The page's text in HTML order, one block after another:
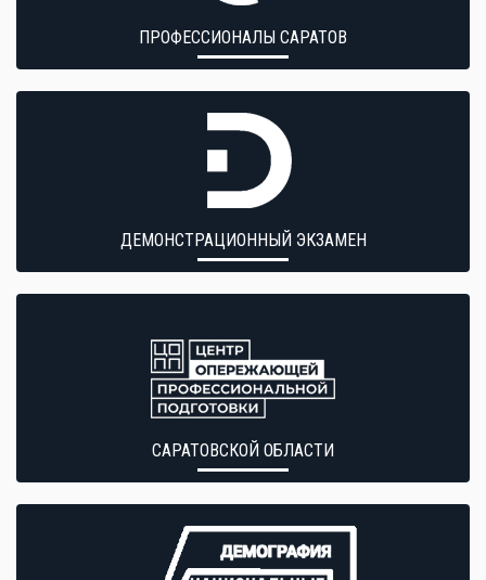
ПРОФЕССИОНАЛЫ САРАТОВ
ДЕМОНСТРАЦИОННЫЙ ЭКЗАМЕН
САРАТОВСКОЙ ОБЛАСТИ